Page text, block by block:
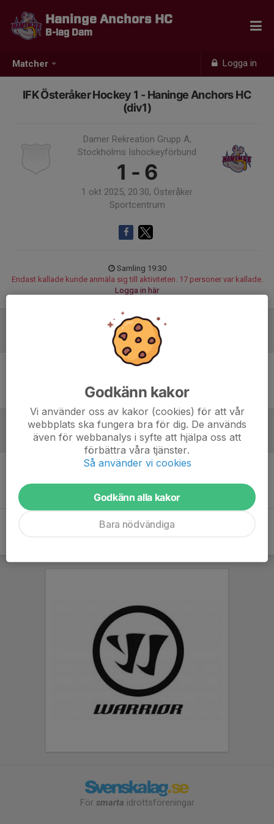
Matcher Logga in
Haninge Anchors HC
B-lag Dam
IFK Österåker Hockey 1 - Haninge Anchors HC
(div1)
Damer Rekreation Grupp A,
Stockholms Ishockeyförbund
1 - 6
1 okt 2025, 20:30, Österåker
Sportcentrum
Samling 19:30
Endast kallade kunde anmäla sig till aktiviteten. 17 personer var kallade.
Logga in här
Referat
För smarta idrottsföreningar
Godkänn kakor
Vi använder oss av kakor (cookies) för att vår
webbplats ska fungera bra för dig. De används
även för webbanalys i syfte att hjälpa oss att
förbättra våra tjänster.
Så använder vi cookies
Godkänn alla kakor
Bara nödvändiga